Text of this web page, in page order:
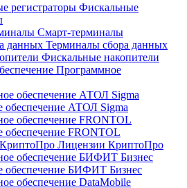
Фискальные
Смарт-терминалы
Терминалы сбора данных
Фискальные накопители
Программное
обеспечение АТОЛ Sigma
обеспечение FRONTOL
Лицензии КриптоПро
обеспечение БИФИТ Бизнес